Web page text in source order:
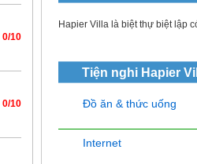
0/10
0/10
Hapier Villa là biệt thự biệt lập
Tiện nghi Hapier
Đồ ăn & thức uống
Internet